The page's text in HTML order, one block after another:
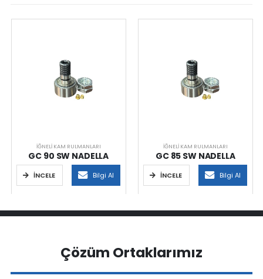
İĞNELI KAM RULMANLARI
GC 90 SW NADELLA
İNCELE Bilgi Al
İĞNELI KAM RULMANLARI
GC 85 SW NADELLA
İNCELE Bilgi Al
Çözüm Ortaklarımız